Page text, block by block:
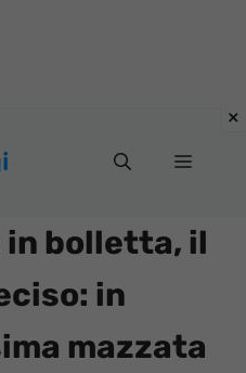
Menu
in bolletta, il
in
mazzata